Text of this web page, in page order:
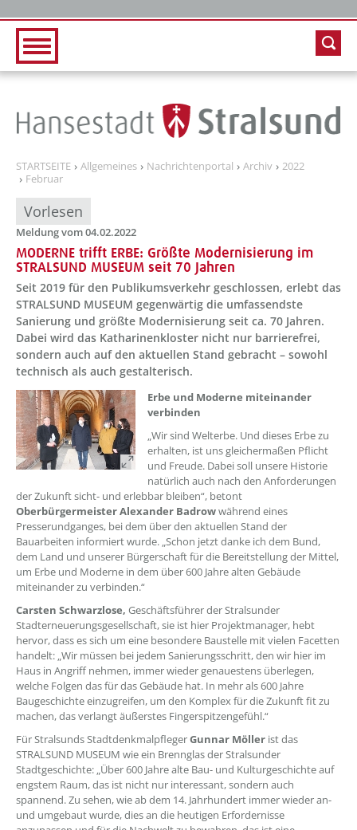
STARTSEITE Allgemeines Nachrichtenportal Archiv
2022
Februar
Vorlesen
Meldung vom 04.02.2022
MODERNE trifft ERBE: Größte Modernisierung im
STRALSUND MUSEUM seit 70 Jahren
Seit 2019 für den Publikumsverkehr geschlossen, erlebt das
STRALSUND MUSEUM gegenwärtig die umfassendste
Sanierung und größte Modernisierung seit ca. 70 Jahren.
Dabei wird das Katharinenkloster nicht nur barrierefrei,
sondern auch auf den aktuellen Stand gebracht – sowohl
technisch als auch gestalterisch.
Erbe und Moderne miteinander
verbinden
„Wir sind Welterbe. Und dieses Erbe zu
erhalten, ist uns gleichermaßen Pflicht
und Freude. Dabei soll unsere Historie
natürlich auch nach den Anforderungen
der Zukunft sicht- und erlebbar bleiben“, betont
Oberbürgermeister Alexander Badrowwährend eines
Presserundganges, bei dem über den aktuellen Stand der
Bauarbeiten informiert wurde. „Schon jetzt danke ich dem Bund,
dem Land und unserer Bürgerschaft für die Bereitstellung der Mittel,
um Erbe und Moderne in dem über 600 Jahre alten Gebäude
miteinander zu verbinden.“
Carsten Schwarzlose, Geschäftsführer der Stralsunder
Stadterneuerungsgesellschaft, sie ist hier Projektmanager, hebt
hervor, dass es sich um eine besondere Baustelle mit vielen Facetten
handelt: „Wir müssen bei jedem Sanierungsschritt, den wir hier im
Haus in Angriff nehmen, immer wieder genauestens überlegen,
welche Folgen das für das Gebäude hat. In mehr als 600 Jahre
Baugeschichte einzugreifen, um den Komplex für die Zukunft fit zu
machen, das verlangt äußerstes Fingerspitzengefühl.“
Für Stralsunds StadtdenkmalpflegerGunnar Möller ist das
STRALSUND MUSEUM wie ein Brennglas der Stralsunder
Stadtgeschichte: „Über 600 Jahre alte Bau- und Kulturgeschichte auf
engstem Raum, das ist nicht nur interessant, sondern auch
spannend. Zu sehen, wie ab dem 14. Jahrhundert immer wieder an-
und umgebaut wurde, dies an die heutigen Erfordernisse